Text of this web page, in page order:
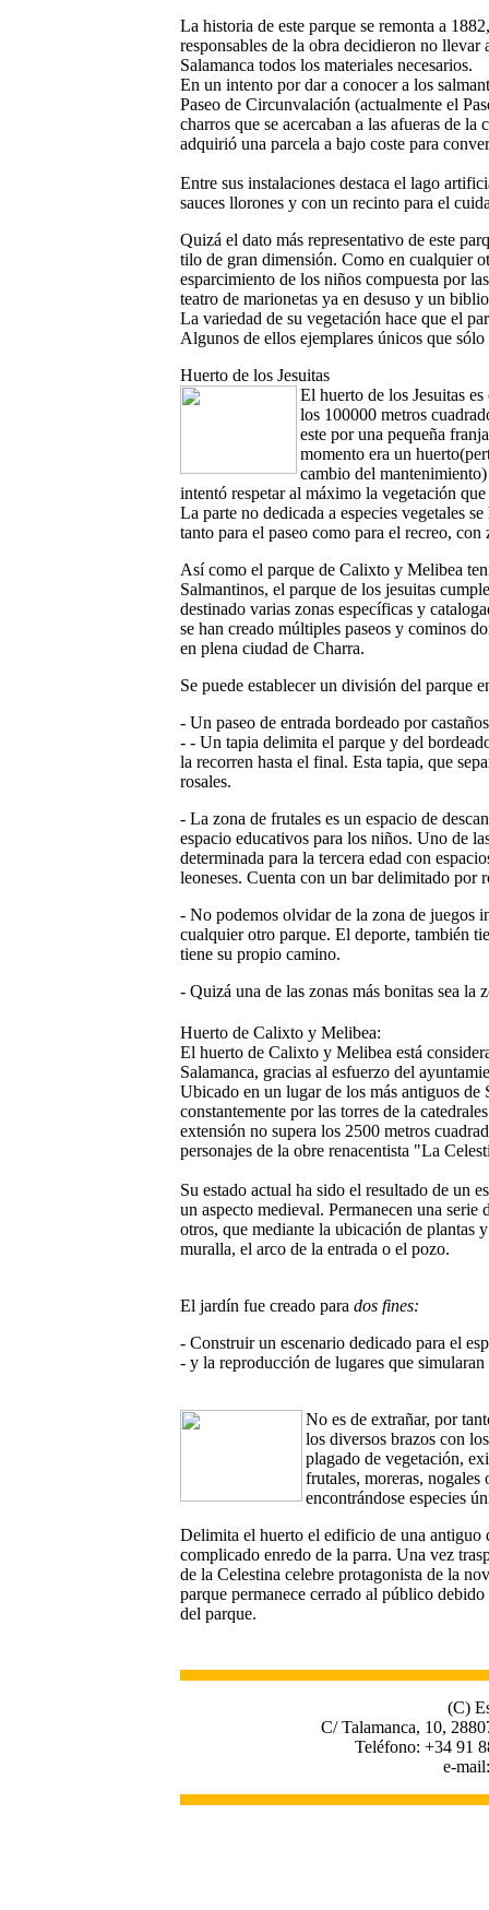
La historia de este parque se remonta a
responsables de la obra decidieron no llevar
Salamanca todos los materiales necesarios.
En un intento por dar a conocer a los
Paseo de Circunvalación (actualmente el
charros que se acercaban a las afueras de
adquirió una parcela a bajo coste para
Entre sus instalaciones destaca el lago
sauces llorones y con un recinto para el
Quizá el dato más representativo de este
tilo de gran dimensión. Como en cualquier
esparcimiento de los niños compuesta por
teatro de marionetas ya en desuso y un
La variedad de su vegetación hace que el
Algunos de ellos ejemplares únicos que
Huerto de los Jesuitas
El huerto de los Jesuitas
los 100000 metros
este por una pequeña
momento era un
cambio del
intentó respetar al máximo la vegetación
La parte no dedicada a especies vegetales
tanto para el paseo como para el recreo,
Así como el parque de Calixto y Melibea
Salmantinos, el parque de los jesuitas
destinado varias zonas específicas y
se han creado múltiples paseos y cominos
en plena ciudad de Charra.
Se puede establecer un división del parque
- Un paseo de entrada bordeado por
- - Un tapia delimita el parque y del
la recorren hasta el final. Esta tapia, que
rosales.
- La zona de frutales es un espacio de
espacio educativos para los niños. Uno de
determinada para la tercera edad con
leoneses. Cuenta con un bar delimitado por
- No podemos olvidar de la zona de juegos
cualquier otro parque. El deporte, también
tiene su propio camino.
- Quizá una de las zonas más bonitas sea la
Huerto de Calixto y Melibea:
El huerto de Calixto y Melibea está
Salamanca, gracias al esfuerzo del
Ubicado en un lugar de los más antiguos de
constantemente por las torres de la
extensión no supera los 2500 metros
personajes de la obre renacentista "La
Su estado actual ha sido el resultado de un
un aspecto medieval. Permanecen una serie
otros, que mediante la ubicación de plantas
muralla, el arco de la entrada o el pozo.
El jardín fue creado para dos fines:
- Construir un escenario dedicado para el
- y la reproducción de lugares que
No es de extrañar, por
los diversos brazos con
plagado de vegetación,
frutales, moreras, nogales
encontrándose especies
Delimita el huerto el edificio de una antiguo
complicado enredo de la parra. Una vez
de la Celestina celebre protagonista de la
parque permanece cerrado al público
del parque.
(C)
C/ Talamanca, 10,
Teléfono: +34 91
e-